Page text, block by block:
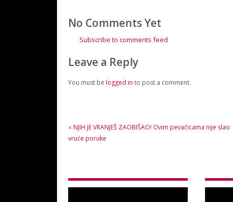
No Comments Yet
Subscribe to comments feed
Leave a Reply
You must belogged in to post a comment.
«NJIH JE VRANJEŠ ZAOBIŠAO! Ovim pevačicama nije slao
vruće poruke